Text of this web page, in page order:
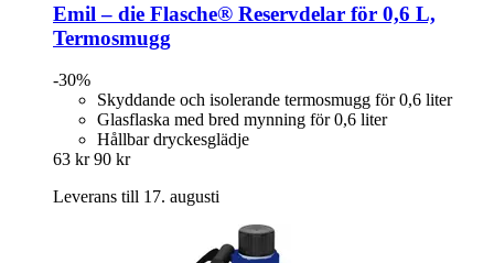
Emil – die Flasche® Reservdelar för 0,6 L,
Termosmugg
-30%
Skyddande och isolerande termosmugg för 0,6 liter
Glasflaska med bred mynning för 0,6 liter
Hållbar dryckesglädje
63 kr 90 kr
Leverans till 17. augusti